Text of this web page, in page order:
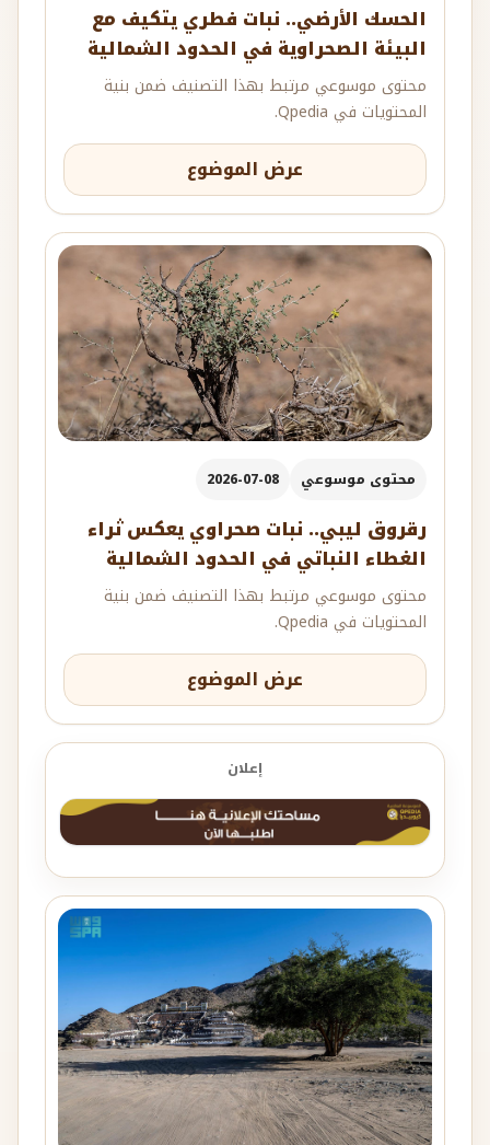
الحسك الأرضي.. نبات فطري يتكيف مع
البيئة الصحراوية في الحدود الشمالية
محتوى موسوعي مرتبط بهذا التصنيف ضمن بنية
المحتويات في Qpedia.
عرض الموضوع
محتوى موسوعي 2026-07-08
رقروق ليبي.. نبات صحراوي يعكس ثراء
الغطاء النباتي في الحدود الشمالية
محتوى موسوعي مرتبط بهذا التصنيف ضمن بنية
المحتويات في Qpedia.
عرض الموضوع
إعلان